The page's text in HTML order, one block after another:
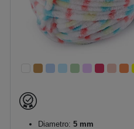
Diametro: 5 mm